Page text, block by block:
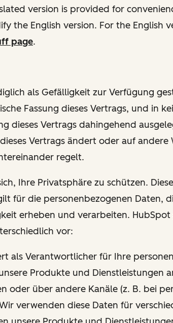
version is provided for
the English version. For the English
page.
als Gefälligkeit zur Verfügung
Fassung dieses Vertrags, und in
dieses Vertrags dahingehend
Vertrags ändert oder auf andere
regelt.
Ihre Privatsphäre zu schützen. Diese
für die personenbezogenen Daten,
erheben und verarbeiten.
vor:
als Verantwortlicher für Ihre
Produkte und Dienstleistungen
oder über andere Kanäle (z. B. bei
verwenden diese Daten für